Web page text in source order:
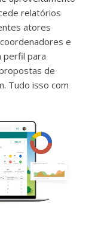
relatórios
atores
e
perfil para
de
Tudo isso com